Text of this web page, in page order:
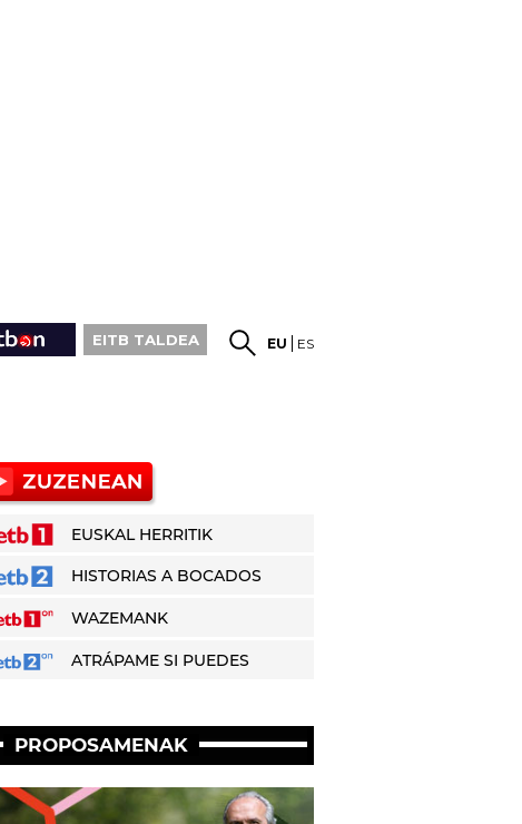
EITB TALDEA EU ES
EUSKAL HERRITIK
HISTORIAS A BOCADOS
WAZEMANK
ATRÁPAME SI PUEDES
PROPOSAMENAK